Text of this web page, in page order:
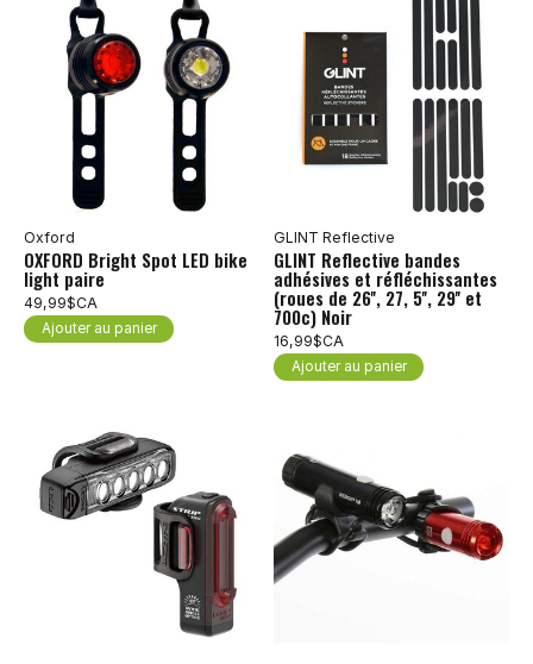
Oxford
OXFORD Bright Spot LED bike
light paire
49,99$CA
Ajouter au panier
GLINT Reflective
GLINT Reflective bandes
adhésives et réfléchissantes
(roues de 26'', 27, 5'', 29'' et
700c) Noir
16,99$CA
Ajouter au panier